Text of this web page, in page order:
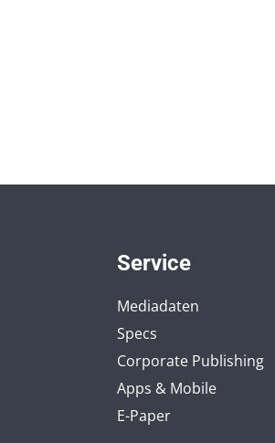
Service
Mediadaten
Specs
Corporate Publishing
Apps & Mobile
E-Paper